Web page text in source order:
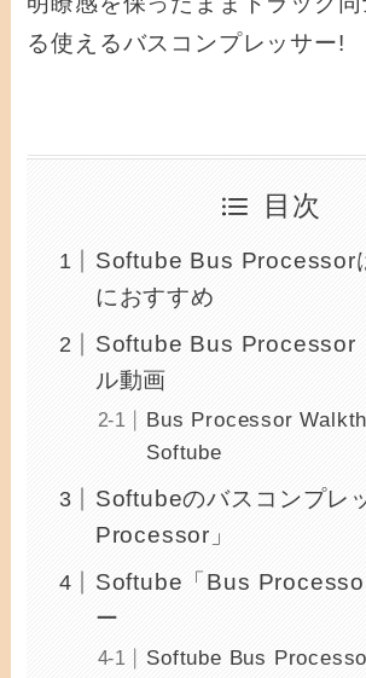
る使えるバスコンプレッサー!
目次
Softube Bus Processor
におすすめ
Softube Bus
ル動画
Bus Processor
Softube
Softubeのバスコンプレ
Processor」
Softube「Bus
ー
Softube Bus